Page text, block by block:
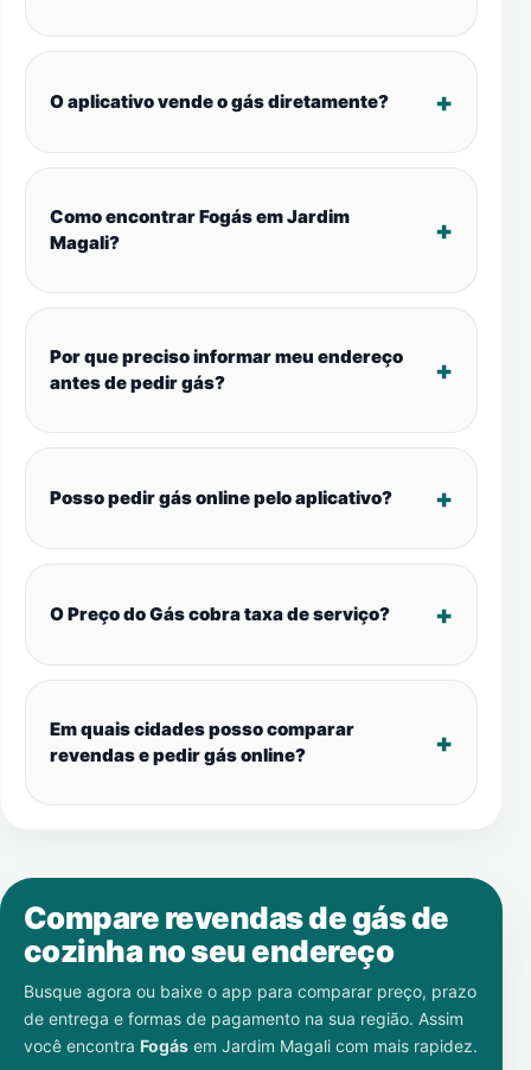
O aplicativo vende o gás diretamente?
Como encontrar Fogás em Jardim
Magali?
Por que preciso informar meu endereço
antes de pedir gás?
Posso pedir gás online pelo aplicativo?
O Preço do Gás cobra taxa de serviço?
Em quais cidades posso comparar
revendas e pedir gás online?
Compare revendas de gás de
cozinha no seu endereço
Busque agora ou baixe o app para comparar preço, prazo
de entrega e formas de pagamento na sua região. Assim
você encontra Fogás em Jardim Magali com mais rapidez.